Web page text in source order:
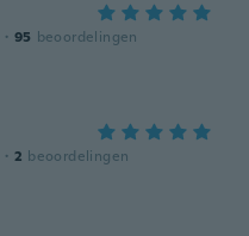
· 95 beoordelingen
· 2 beoordelingen